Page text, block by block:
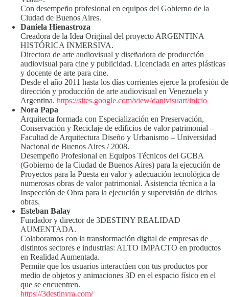
Con desempeño profesional en equipos del Gobierno de la
Ciudad de Buenos Aires.
Daniela Hienastroza
Creadora de la Idea Original del proyecto ARGENTINA
HISTÓRICA INMERSIVA.
Directora de arte audiovisual y diseñadora de producción
audiovisual para cine y publicidad. Licenciada en artes plásticas
y docente de arte para cine.
Desde el año 2011 hasta los días corrientes ejerce la profesión de
dirección y producción de arte audiovisual en Venezuela y
Argentina. https://sites.google.com/view/danivisuart/inicio
Nora Papa
Arquitecta formada con Especialización en Preservación,
Conservación y Reciclaje de edificios de valor patrimonial –
Facultad de Arquitectura Diseño y Urbanismo – Universidad
Nacional de Buenos Aires / 2008.
Desempeño Profesional en Equipos Técnicos del GCBA
(Gobierno de la Ciudad de Buenos Aires) para la ejecución de
Proyectos para la Puesta en valor y adecuación tecnológica de
numerosas obras de valor patrimonial. Asistencia técnica a la
Inspección de Obra para la ejecución y supervisión de dichas
obras.
Esteban Balay
Fundador y director de 3DESTINY REALIDAD
AUMENTADA.
Colaboramos con la transformación digital de empresas de
distintos sectores e industrias: ALTO IMPACTO en productos
en Realidad Aumentada.
Permite que los usuarios interactúen con tus productos por
medio de objetos y animaciones 3D en el espacio físico en el
que se encuentren.
https://3destinyra.com/